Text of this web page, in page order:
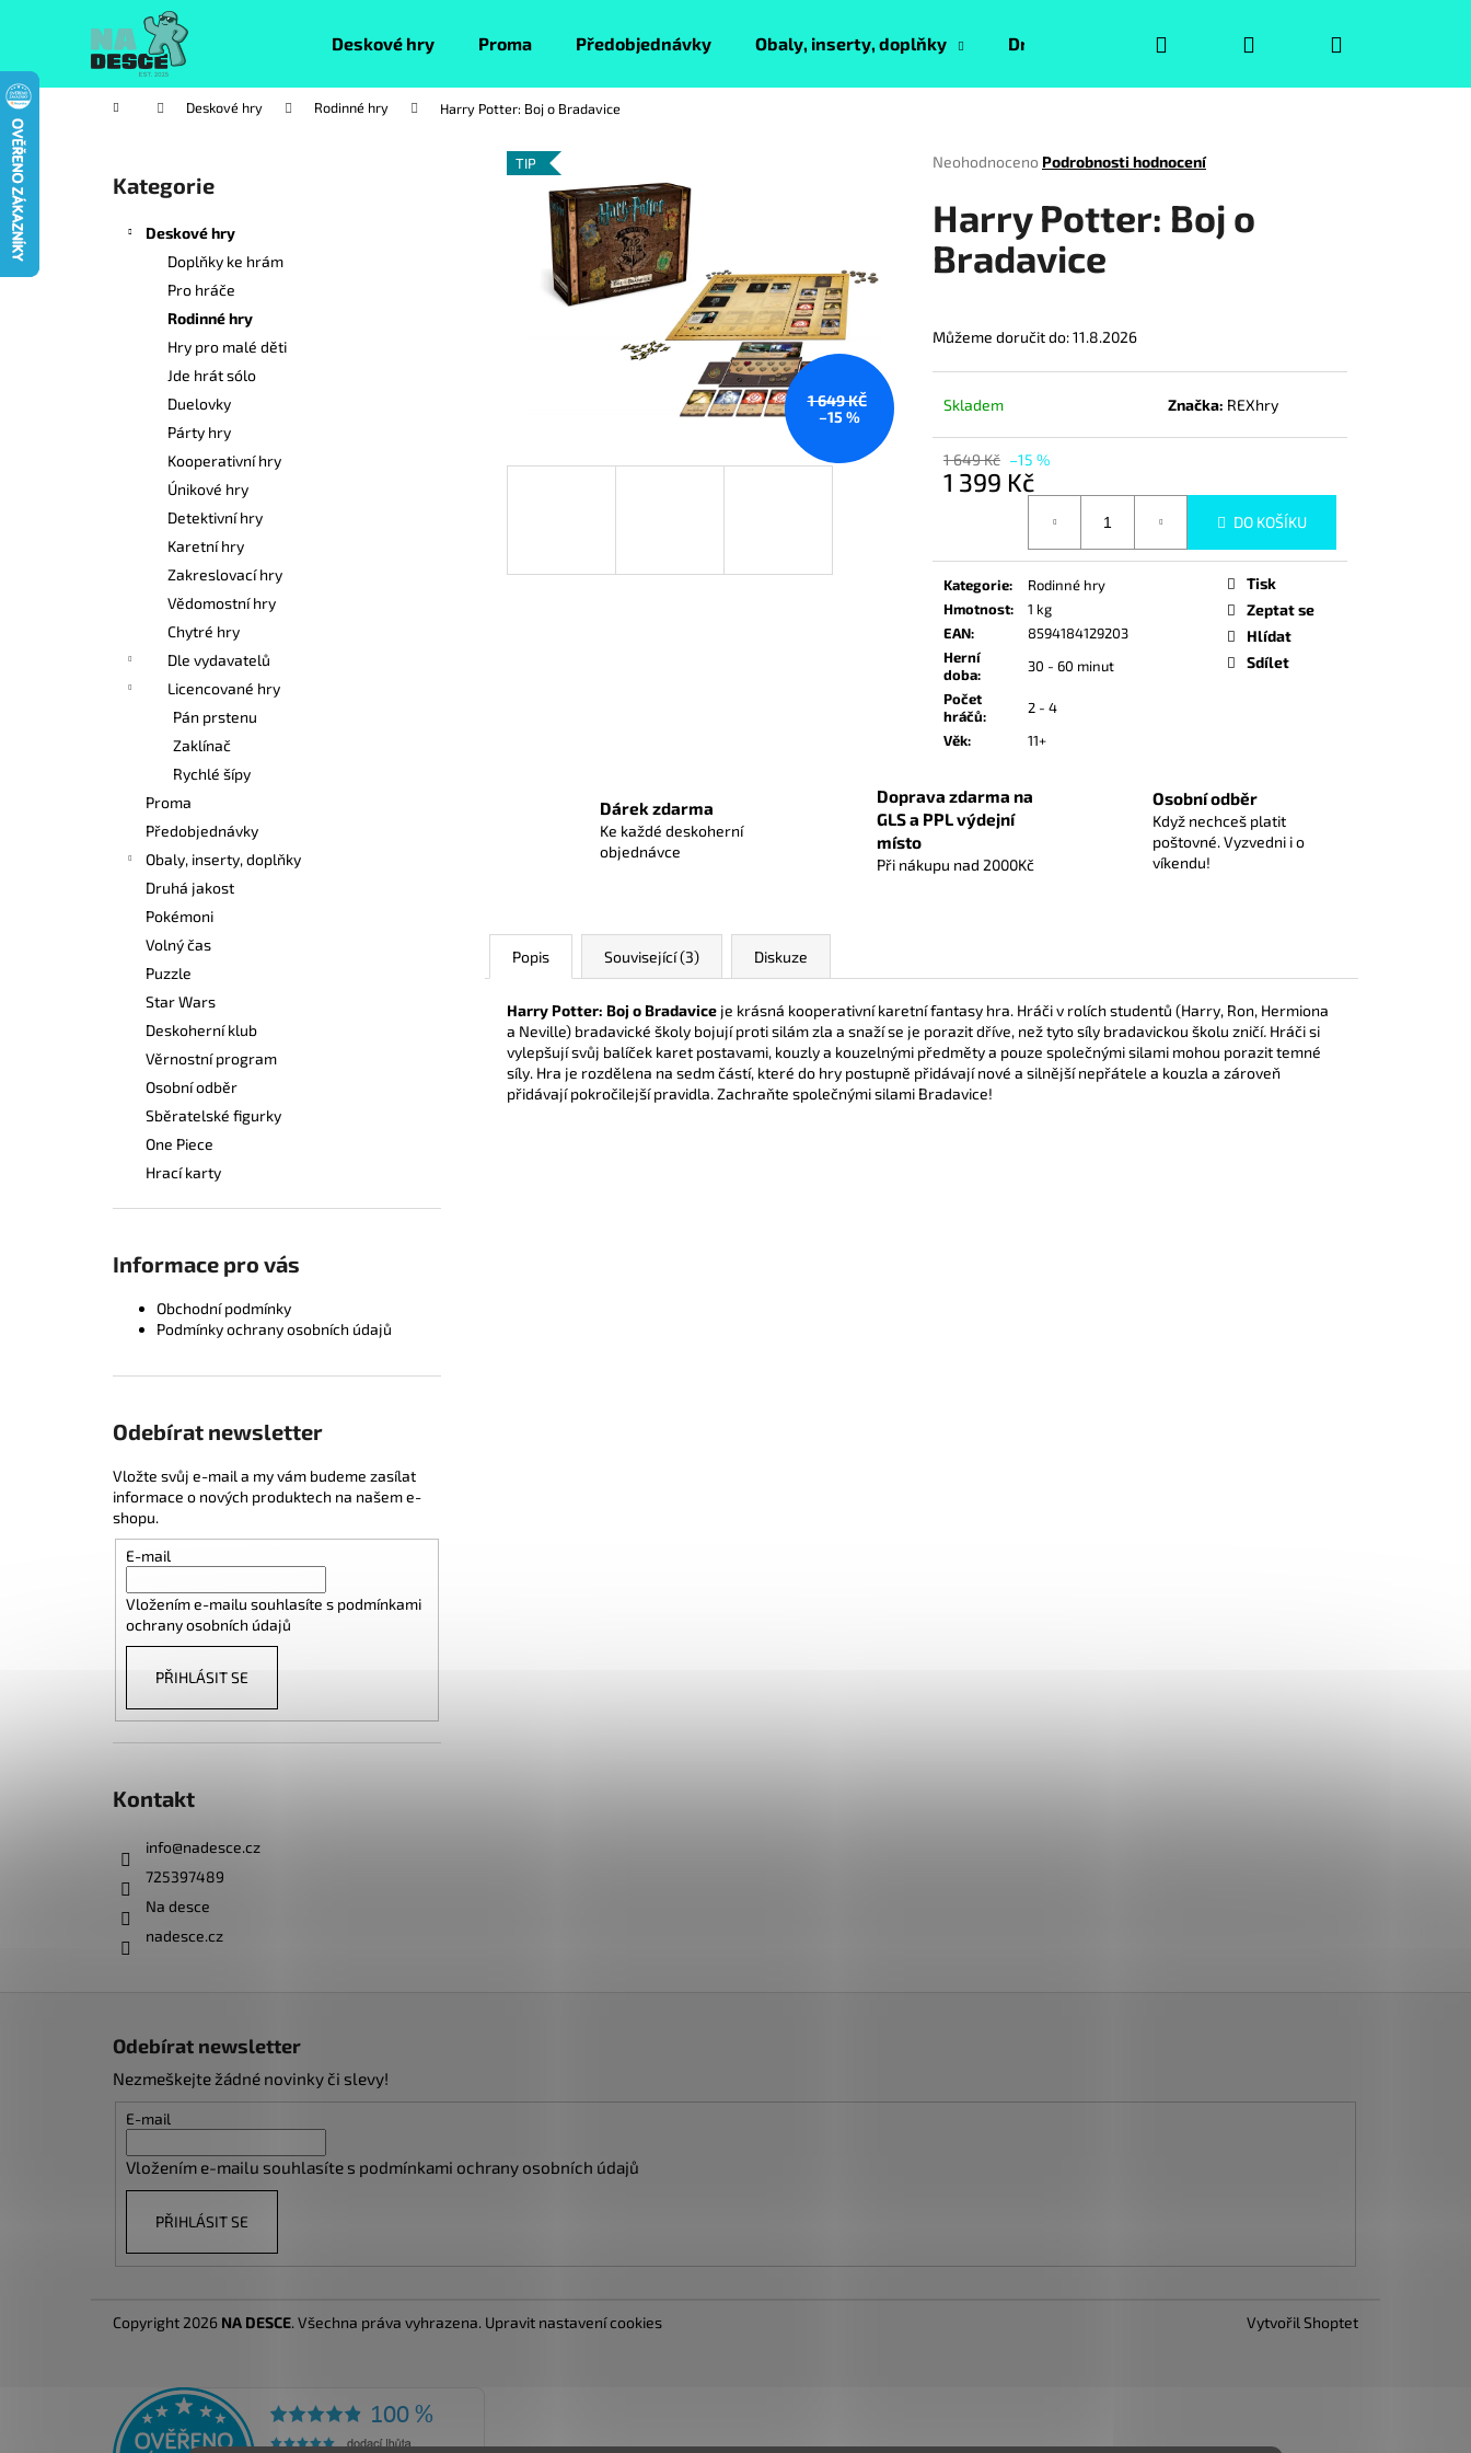
Deskové hry Proma Předobjednávky Obaly, inserty, doplňky Druhá jakost Pokémoni Volný čas
Přihlášení
Domů Deskové hry Rodinné hry Harry Potter: Boj o Bradavice
Přeskočit
kategorie
Kategorie
Deskové hry
Doplňky ke hrám
Pro hráče
Rodinné hry
Hry pro malé děti
Jde hrát sólo
Duelovky
Párty hry
Kooperativní hry
Únikové hry
Detektivní hry
Karetní hry
Zakreslovací hry
Vědomostní hry
Chytré hry
Dle vydavatelů
Licencované hry
Pán prstenu
Zaklínač
Rychlé šípy
Proma
Předobjednávky
Obaly, inserty, doplňky
Druhá jakost
Pokémoni
Volný čas
Puzzle
Star Wars
Deskoherní klub
Věrnostní program
Osobní odběr
Sběratelské figurky
One Piece
Hrací karty
Informace pro vás
Obchodní podmínky
Podmínky ochrany osobních údajů
Odebírat newsletter
Vložte svůj e-mail a my vám budeme zasílat
informace o nových produktech na našem e-
shopu.
E-mail
Vložením e-mailu souhlasíte s podmínkami
ochrany osobních údajů
PŘIHLÁSIT SE
Kontakt
info@nadesce.cz
725397489
Na desce
nadesce.cz
Průměrné
produktu
je
0,0
z
Neohodnoceno Podrobnosti hodnocení
Harry Potter: Boj o
Bradavice
Můžeme doručit do:11.8.2026
Skladem Značka: REXhry
1 649 Kč –15 %
1 399 Kč
DO KOŠÍKU
Kategorie:
Rodinné hry
Hmotnost:
1 kg
EAN:
8594184129203
Herní
doba:
30 - 60 minut
Počet
hráčů:
2 - 4
Věk: 11+
Tisk
Zeptat se
Hlídat
Sdílet
TIP
1 649 KČ
–15 %
Dárek zdarma
Ke každé deskoherní
objednávce
Doprava zdarma na
GLS a PPL výdejní
místo
Při nákupu nad 2000Kč
Osobní odběr
Když nechceš platit
poštovné. Vyzvedni i o
víkendu!
Popis Související (3) Diskuze
Harry Potter: Boj o Bradavice je krásná kooperativní karetní fantasy hra. Hráči v rolích studentů (Harry, Ron, Hermiona
a Neville) bradavické školy bojují proti silám zla a snaží se je porazit dříve, než tyto síly bradavickou školu zničí. Hráči si
vylepšují svůj balíček karet postavami, kouzly a kouzelnými předměty a pouze společnými silami mohou porazit temné
síly. Hra je rozdělena na sedm částí, které do hry postupně přidávají nové a silnější nepřátele a kouzla a zároveň
přidávají pokročilejší pravidla. Zachraňte společnými silami Bradavice!
š
í
k
Zpět
do
Zpět
do
Co potřebujete najít?
Doporučujeme
POKÉMON TCG: FIRST PARTNER
ILLUSTRATION COLLECTION - SERIES 3
1 099 Kč
CARCASSONNE: ZÁKLADNÍ HRA
Odebírat newsletter
Nezmeškejte žádné novinky či slevy!
E-mail
Vložením e-mailu souhlasíte s podmínkami ochrany osobních údajů
PŘIHLÁSIT SE
Vytvořil Shoptet
Copyright 2026 NA DESCE. Všechna práva vyhrazena. Upravit nastavení cookies